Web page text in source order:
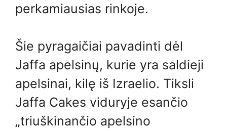
perkamiausias rinkoje.
Šie pyragaičiai pavadinti dėl
Jaffa apelsinų, kurie yra saldieji
apelsinai, kilę iš Izraelio. Tiksli
Jaffa Cakes viduryje esančio
„triuškinančio apelsino